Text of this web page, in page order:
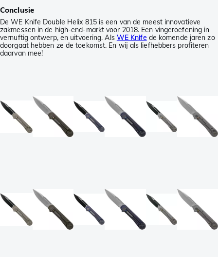
Conclusie
De WE Knife Double Helix 815 is een van de meest innovatieve
zakmessen in de high-end-markt voor 2018. Een vingeroefening in
vernuftig ontwerp, en uitvoering. Als WE Knife de komende jaren zo
doorgaat hebben ze de toekomst. En wij als liefhebbers profiteren
daarvan mee!